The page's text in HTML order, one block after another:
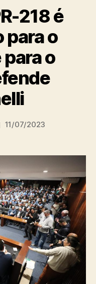
218 é
o
o
11/07/2023